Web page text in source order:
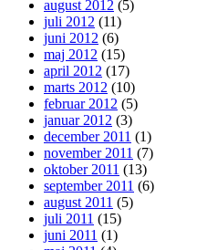
august 2012 (5)
juli 2012 (11)
juni 2012 (6)
maj 2012 (15)
april 2012 (17)
marts 2012 (10)
februar 2012 (5)
januar 2012 (3)
december 2011 (1)
november 2011 (7)
oktober 2011 (13)
september 2011 (6)
august 2011 (5)
juli 2011 (15)
juni 2011 (1)